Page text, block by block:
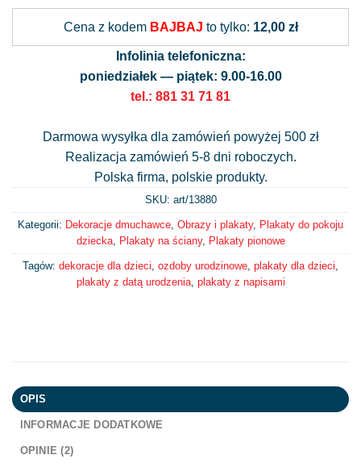
Cena z kodem BAJBAJ to tylko: 12,00 zł
Infolinia telefoniczna:
poniedziałek — piątek: 9.00-16.00
tel.: 881 31 71 81
Darmowa wysyłka dla zamówień powyżej 500 zł
Realizacja zamówień 5-8 dni roboczych.
Polska firma, polskie produkty.
SKU: art/13880
Kategorii: Dekoracje dmuchawce Obrazy i plakaty, Plakaty do pokoju
dziecka, Plakaty na ściany, Plakaty pionowe
Tagów: dekoracje dla dzieci ozdoby urodzinowe plakaty dla dzieci
plakaty z datą urodzenia, plakaty z napisami
OPIS
INFORMACJE DODATKOWE
OPINIE (2)